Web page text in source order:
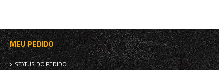
MEU PEDIDO
STATUS DO PEDIDO